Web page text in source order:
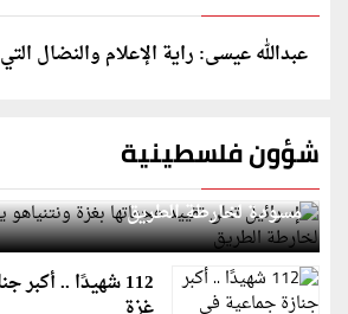
عبدالله عيسى: راية الإعلام والنضال
شؤون فلسطينية
إسرائيل تعلن تقييد هجماتها بغزة
مسودة لخارطة الطريق
112 شهيدًا ..